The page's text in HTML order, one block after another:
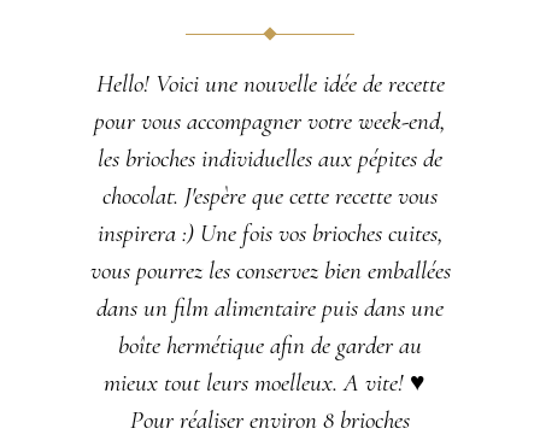
Hello! Voici une nouvelle idée de recette
pour vous accompagner votre week-end,
les brioches individuelles aux pépites de
chocolat. J'espère que cette recette vous
inspirera :) Une fois vos brioches cuites,
vous pourrez les conservez bien emballées
dans un film alimentaire puis dans une
boîte hermétique afin de garder au
mieux tout leurs moelleux. A vite! ♥
Pour réaliser environ 8 brioches